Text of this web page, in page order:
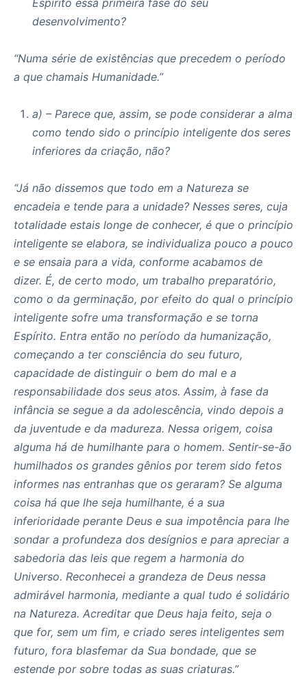
Espírito essa primeira fase do seu
desenvolvimento?
“Numa série de existências que precedem o período
a que chamais Humanidade.”
a) – Parece que, assim, se pode considerar a alma
como tendo sido o princípio inteligente dos seres
inferiores da criação, não?
“Já não dissemos que todo em a Natureza se
encadeia e tende para a unidade? Nesses seres, cuja
totalidade estais longe de conhecer, é que o princípio
inteligente se elabora, se individualiza pouco a pouco
e se ensaia para a vida, conforme acabamos de
dizer. É, de certo modo, um trabalho preparatório,
como o da germinação, por efeito do qual o princípio
inteligente sofre uma transformação e se torna
Espírito. Entra então no período da humanização,
começando a ter consciência do seu futuro,
capacidade de distinguir o bem do mal e a
responsabilidade dos seus atos. Assim, à fase da
infância se segue a da adolescência, vindo depois a
da juventude e da madureza. Nessa origem, coisa
alguma há de humilhante para o homem. Sentir-se-ão
humilhados os grandes gênios por terem sido fetos
informes nas entranhas que os geraram? Se alguma
coisa há que lhe seja humilhante, é a sua
inferioridade perante Deus e sua impotência para lhe
sondar a profundeza dos desígnios e para apreciar a
sabedoria das leis que regem a harmonia do
Universo. Reconhecei a grandeza de Deus nessa
admirável harmonia, mediante a qual tudo é solidário
na Natureza. Acreditar que Deus haja feito, seja o
que for, sem um fim, e criado seres inteligentes sem
futuro, fora blasfemar da Sua bondade, que se
estende por sobre todas as suas criaturas.”